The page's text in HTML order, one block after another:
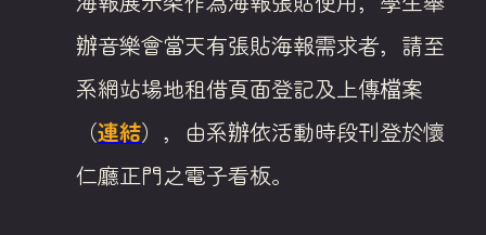
辦音樂會當天有張貼海報需求者，請至
系網站場地租借頁面登記及上傳檔案
（連結），由系辦依活動時段刊登於懷
仁廳正門之電子看板。